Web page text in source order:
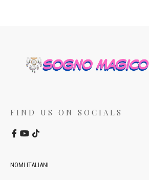
FIND US ON SOCIALS
NOMI ITALIANI